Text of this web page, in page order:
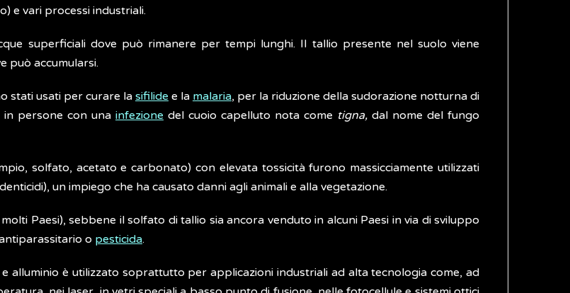
e vari processi industriali.
superficiali dove può rimanere per tempi lunghi. Il tallio presente nel suolo viene
può accumularsi.
stati usati per curare la sifilide e la malaria, per la riduzione della sudorazione notturna di
persone con una infezione del cuoio capelluto nota come tigna, dal nome del fungo
solfato, acetato e carbonato) con elevata tossicità furono massicciamente utilizzati
un impiego che ha causato danni agli animali e alla vegetazione.
Paesi), sebbene il solfato di tallio sia ancora venduto in alcuni Paesi in via di sviluppo
o pesticida.
è utilizzato soprattutto per applicazioni industriali ad alta tecnologia come, ad